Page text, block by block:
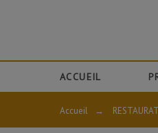
ACCUEIL
Accueil →